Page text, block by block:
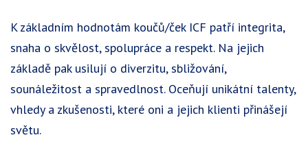
K základním hodnotám koučů/ček ICF patří integrita,
snaha o skvělost, spolupráce a respekt. Na jejich
základě pak usilují o diverzitu, sbližování,
sounáležitost a spravedlnost. Oceňují unikátní talenty,
vhledy a zkušenosti, které oni a jejich klienti přinášejí
světu.